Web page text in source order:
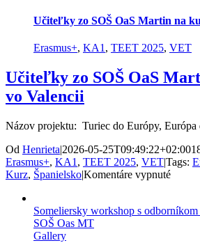
Učiteľky zo SOŠ OaS Martin na
Erasmus+, KA1, TEET 2025, VET
Učiteľky zo SOŠ OaS
vo Valencii
Názov projektu: Turiec do Európy,
Od Henrieta|2026-05-25T09:49:22+02:00
Erasmus+, KA1 , TEET 2025, VET|Tags:
Kurz, Španielsko|Komentáre vypnuténa
SOŠ
Someliersky workshop s
SOŠ Oas MT
Gallery